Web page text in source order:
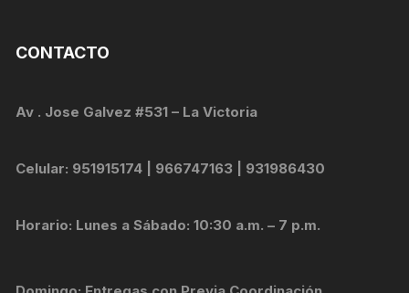
CONTACTO
Av . Jose Galvez #531 – La Victoria
Celular: 951915174 | 966747163 | 931986430
Horario: Lunes a Sábado: 10:30 a.m. – 7 p.m.